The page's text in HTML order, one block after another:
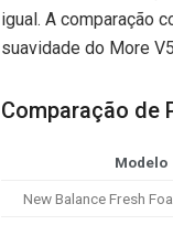
igual. A comparação
suavidade do More
Comparação de
Modelo
New Balance Fresh